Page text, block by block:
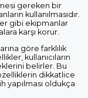
gereken bir
kullanılmasıdır.
gibi ekipmanlar
karşı korur.
göre farklılık
kullanıcıların
belirler. Bu
dikkatlice
oldukça